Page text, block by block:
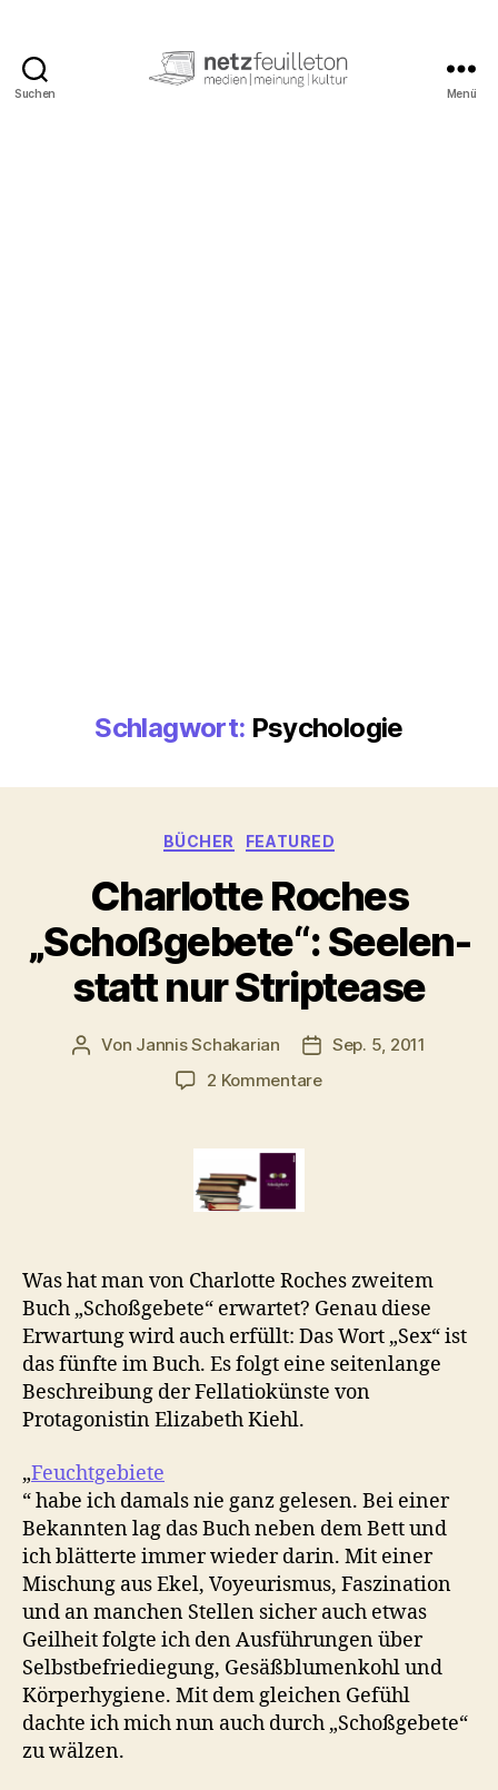
Suchen Menü
Schlagwort: Psychologie
Kategorien
BÜCHER FEATURED
Charlotte Roches
„Schoßgebete“: Seelen-
statt nur Striptease
Beitragsautor
Von Jannis Schakarian
Sep. 5, 2011
2 Kommentarezu
Was hat man von Charlotte Roches zweitem
Buch „Schoßgebete“ erwartet? Genau diese
Erwartung wird auch erfüllt: Das Wort „Sex“ ist
das fünfte im Buch. Es folgt eine seitenlange
Beschreibung der Fellatiokünste von
Protagonistin Elizabeth Kiehl.
„Feuchtgebiete
“ habe ich damals nie ganz gelesen. Bei einer
Bekannten lag das Buch neben dem Bett und
ich blätterte immer wieder darin. Mit einer
Mischung aus Ekel, Voyeurismus, Faszination
und an manchen Stellen sicher auch etwas
Geilheit folgte ich den Ausführungen über
Selbstbefriediegung, Gesäßblumenkohl und
Körperhygiene. Mit dem gleichen Gefühl
dachte ich mich nun auch durch „Schoßgebete“
zu wälzen.